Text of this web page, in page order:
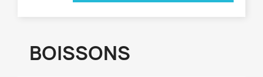
BOISSONS